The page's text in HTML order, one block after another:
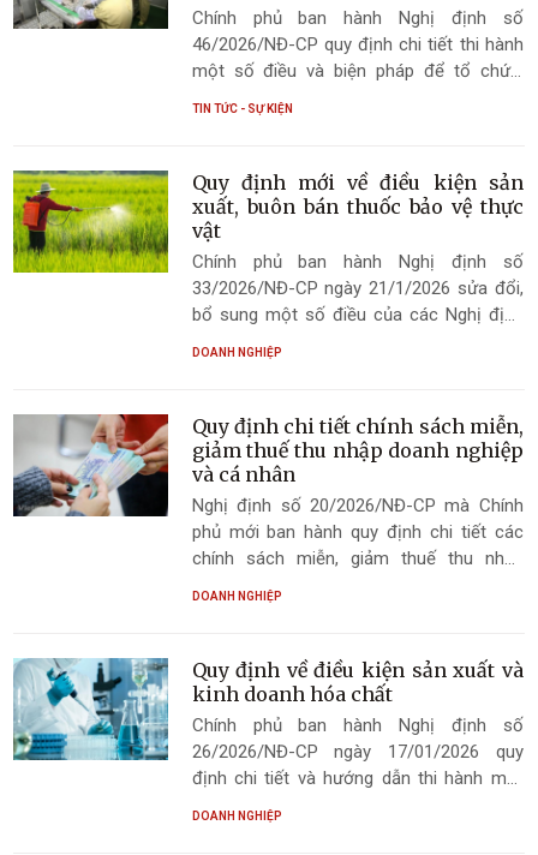
Chính phủ ban hành Nghị định số
46/2026/NĐ-CP quy định chi tiết thi hành
một số điều và biện pháp để tổ chức,
thực phẩm bảo vệ sức khỏe.
TIN TỨC - SỰ KIỆN
Quy định mới về điều kiện sản
xuất, buôn bán thuốc bảo vệ thực
vật
Chính phủ ban hành Nghị định số
33/2026/NĐ-CP ngày 21/1/2026 sửa đổi,
bổ sung một số điều của các Nghị định
DOANH NGHIỆP
Quy định chi tiết chính sách miễn,
giảm thuế thu nhập doanh nghiệp
và cá nhân
Nghị định số 20/2026/NĐ-CP mà Chính
phủ mới ban hành quy định chi tiết các
chính sách miễn, giảm thuế thu nhập
DOANH NGHIỆP
Quy định về điều kiện sản xuất và
kinh doanh hóa chất
Chính phủ ban hành Nghị định số
26/2026/NĐ-CP ngày 17/01/2026 quy
định chi tiết và hướng dẫn thi hành một
DOANH NGHIỆP